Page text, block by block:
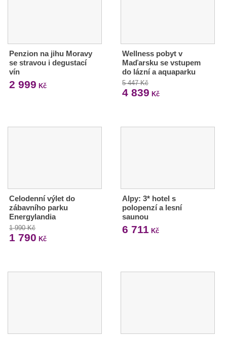
Penzion na jihu Moravy
se stravou i degustací
vín
2 999 Kč
Wellness pobyt v
Maďarsku se vstupem
do lázní a aquaparku
5 447 Kč
4 839 Kč
Celodenní výlet do
zábavního parku
Energylandia
1 990 Kč
1 790 Kč
Alpy: 3* hotel s
polopenzí a lesní
saunou
6 711 Kč